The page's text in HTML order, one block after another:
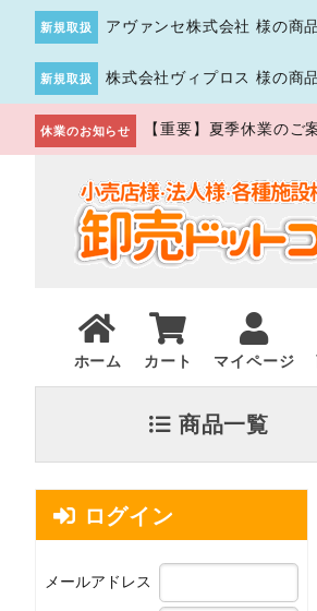
新規取扱 アヴァンセ株式会社 様の商
新規取扱 株式会社ヴィプロス 様の商
休業のお知らせ 【重要】夏季休業のご
ホーム カート マイページ
商品一覧
ログイン
メールアドレス